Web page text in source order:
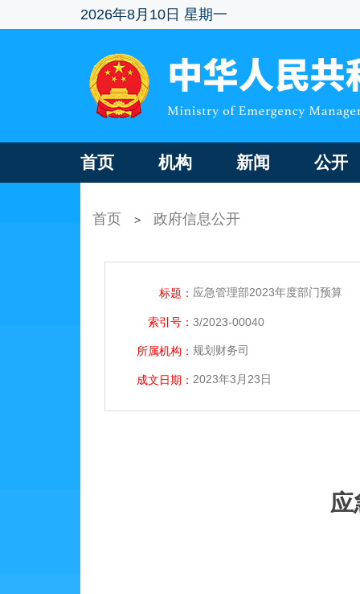
2026年8月10日 星期一
首页 机构 新闻 公开
首页 > 政府信息公开
标题： 应急管理部2023年度部门预算
索引号： 3/2023-00040
所属机构： 规划财务司
成文日期： 2023年3月23日
应